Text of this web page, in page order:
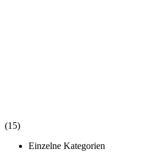
(15)
Einzelne Kategorien